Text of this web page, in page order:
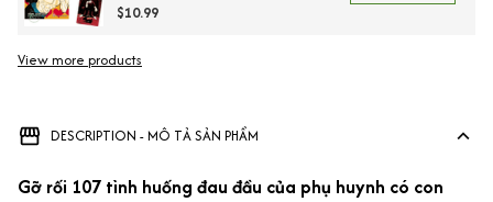
$10.99
View more products
DESCRIPTION - MÔ TẢ SẢN PHẨM
Gỡ rối 107 tình huống đau đầu của phụ huynh có con